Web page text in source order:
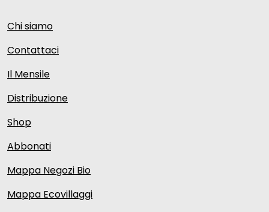
Chi siamo
Contattaci
Il Mensile
Distribuzione
Shop
Abbonati
Mappa Negozi Bio
Mappa Ecovillaggi